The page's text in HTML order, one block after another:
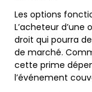
Les options
L’acheteur
droit qui pourra
de marché.
cette prime
l’événement